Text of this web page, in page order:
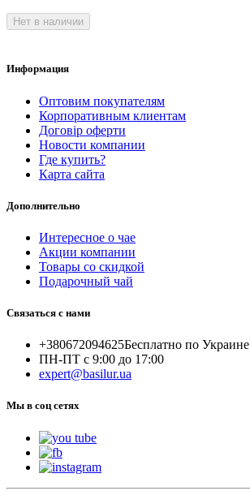
Нет в наличии
Информация
Оптовим покупателям
Корпоративным клиентам
Договір оферти
Новости компании
Где купить?
Карта сайта
Дополнительно
Интересное о чае
Акции компании
Товары со скидкой
Подарочный чай
Связаться с нами
+380672094625Бесплатно по Украине
ПН-ПТ с 9:00 до 17:00
expert@basilur.ua
Мы в соц сетях